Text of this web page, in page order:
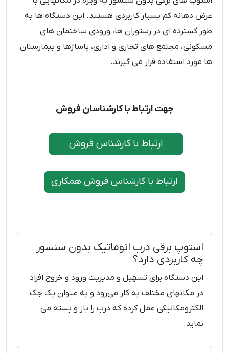
عرض دهانه کم بسیار کاربردی هستند. این دستگاه‌ ها به
طور گسترده‌ ای در رستوران‌ ها، ورودی ساختمان ‌های
مسکونی، مجتمع‌ های تجاری و اداری، پاساژها و بیمارستان‌
ها مورد استفاده قرار می ‌گیرند.
جهت ارتباط با کارشناسان فروش
ارتباط با کارشناس فروش
ارتباط با کارشناس فروش همکاری
استوپ برقی درب اتوماتیک بدون سنسور
چه کاربردی دارد؟
این دستگاه برای تسهیل و مدیریت ورود و خروج افراد
در مکانهای مختلف به کار می‌رود و به عنوان یک جک
الکترومکانیکی عمل کرده که درب را باز و بسته می
‌نماید.